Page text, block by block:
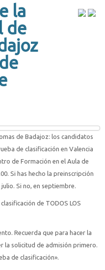
la
de
de Badajoz: los candidatos
de clasificación en Valencia
de Formación en el Aula de
Si has hecho la preinscripción
Si no, en septiembre.
de TODOS LOS
Recuerda que para hacer la
la solicitud de admisión primero.
de clasificación».